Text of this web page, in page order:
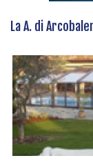
La A. di